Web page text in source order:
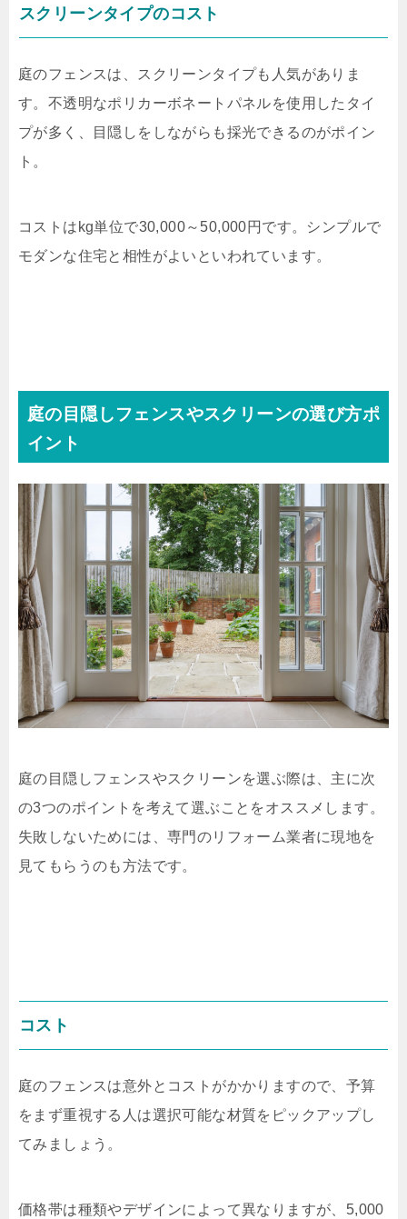
スクリーンタイプのコスト
庭のフェンスは、スクリーンタイプも人気がありま
す。不透明なポリカーボネートパネルを使用したタイ
プが多く、目隠しをしながらも採光できるのがポイン
ト。
コストは kg単位で30,000～ 50,000 円です。シンプルで
モダンな住宅と相性がよいといわれています。
庭の目隠しフェンスやスクリーンの選び方ポ
イント
庭の目隠しフェンスやスクリーンを選ぶ際は、主に次
の3つのポイントを考えて選ぶことをオススメします。
失敗しないためには、専門のリフォーム業者に現地を
見てもらうのも方法です。
コスト
庭のフェンスは意外とコストがかかりますので、予算
をまず重視する人は選択可能な材質をピックアップし
てみましょう。
価格帯は種類やデザインによって異なりますが、 5,000